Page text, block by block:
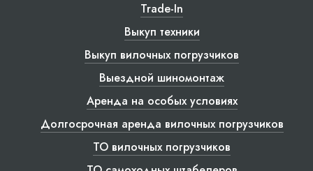
Trade-In
Выкуп техники
Выкуп вилочных погрузчиков
Выездной шиномонтаж
Аренда на особых условиях
Долгосрочная аренда вилочных погрузчиков
ТО вилочных погрузчиков